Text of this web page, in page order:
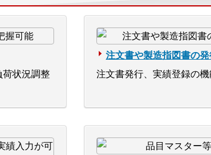
荷状況調整
注文書や製造指図書の
注文書発行、実績登録の機